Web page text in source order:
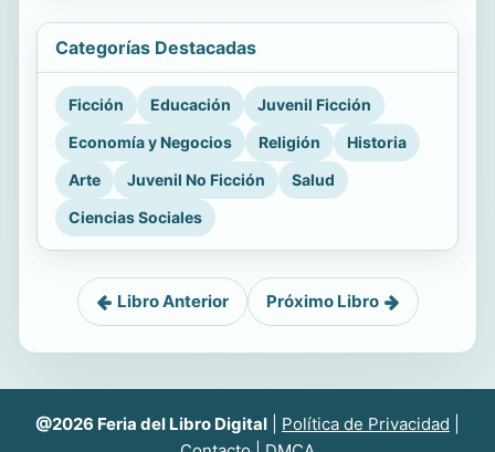
Categorías Destacadas
Ficción Educación
Juvenil Ficción
Economía y Negocios
Religión
Historia
Arte
Juvenil No Ficción
Salud
Ciencias Sociales
Libro Anterior Próximo Libro
@2026 Feria del Libro Digital Política de Privacidad